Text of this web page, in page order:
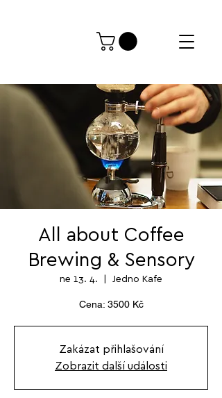
All about Coffee
Brewing & Sensory
ne 13. 4.
  |
Jedno Kafe
Cena: 3500 Kč
Zakázat přihlašování
Zobrazit další události